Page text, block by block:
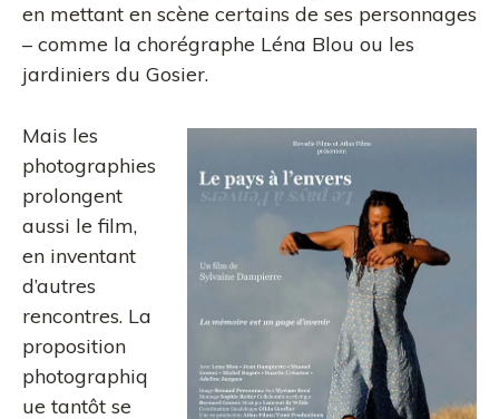
en mettant en scène certains de ses personnages
– comme la chorégraphe Léna Blou ou les
jardiniers du Gosier.
Mais les
photographies
prolongent
aussi le film,
en inventant
d’autres
rencontres. La
proposition
photographiq
ue tantôt se